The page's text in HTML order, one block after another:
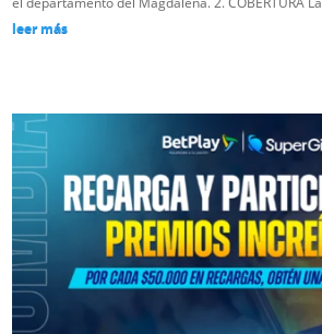
leer más